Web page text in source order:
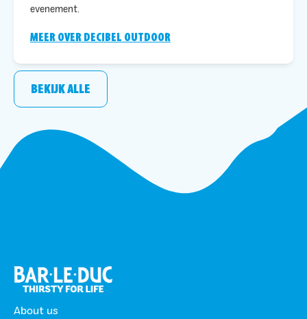
evenement.
MEER OVER DECIBEL OUTDOOR
BEKIJK ALLE
About us